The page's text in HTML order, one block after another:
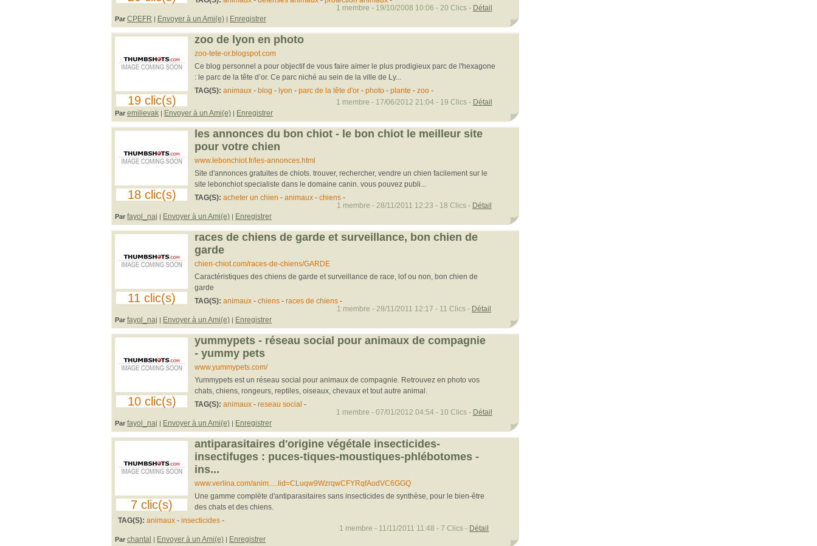
Par CPEFR | Envoyer à un Ami(e) | Enregistrer
1 membre - 19/10/2008 10:06 - 20 Clics - Détail
19 clic(s)
zoo de lyon en photo
zoo-tete-or.blogspot.com
Ce blog personnel a pour objectif de vous faire aimer le plus prodigieux parc de l'hexagone
: le parc de la tête d’or. Ce parc niché au sein de la ville de Ly...
TAG(S): animaux- blog - lyon - parc de la tête d'or- photo- plante - zoo -
Par emilievak | Envoyer à un Ami(e) | Enregistrer
1 membre - 17/06/2012 21:04 - 19 Clics - Détail
18 clic(s)
les annonces du bon chiot - le bon chiot le meilleur site
pour votre chien
www.lebonchiot.fr/les-annonces.html
Site d'annonces gratuites de chiots. trouver, rechercher, vendre un chien facilement sur le
site lebonchiot specialiste dans le domaine canin. vous pouvez publi...
TAG(S): acheter un chien - animaux- chiens-
Par fayol_naj | Envoyer à un Ami(e) | Enregistrer
1 membre - 28/11/2011 12:23 - 18 Clics - Détail
11 clic(s)
races de chiens de garde et surveillance, bon chien de
garde
chien-chiot.com/races-de-chiens/GARDE
Caractéristiques des chiens de garde et surveillance de race, lof ou non, bon chien de
garde
TAG(S): animaux- chiens- races de chiens-
Par fayol_naj | Envoyer à un Ami(e) | Enregistrer
1 membre - 28/11/2011 12:17 - 11 Clics - Détail
10 clic(s)
yummypets - réseau social pour animaux de compagnie
- yummy pets
www.yummypets.com/
Yummypets est un réseau social pour animaux de compagnie. Retrouvez en photo vos
chats, chiens, rongeurs, reptiles, oiseaux, chevaux et tout autre animal.
TAG(S): animaux- reseau social -
Par fayol_naj | Envoyer à un Ami(e) | Enregistrer
1 membre - 07/01/2012 04:54 - 10 Clics - Détail
7 clic(s)
antiparasitaires d'origine végétale insecticides-
insectifuges : puces-tiques-moustiques-phlébotomes -
ins...
www.verlina.com/anim.....lid=CLuqw9WzrqwCFYRqfAodVC6GGQ
Une gamme complète d'antiparasitaires sans insecticides de synthèse, pour le bien-être
des chats et des chiens.
TAG(S): animaux - insecticides -
Par chantal | Envoyer à un Ami(e) | Enregistrer
1 membre - 11/11/2011 11:48 - 7 Clics - Détail